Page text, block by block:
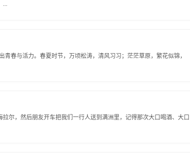
...
春与活力。春夏时节，万顷松涛，清风习习；茫茫草原，繁花似锦，
尔，然后朋友开车把我们一行人送到满洲里，记得那次大口喝酒、大口